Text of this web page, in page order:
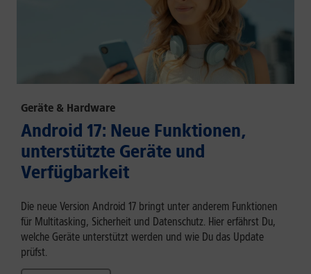
Geräte & Hardware
Android 17: Neue Funktionen,
unterstützte Geräte und
Verfügbarkeit
Die neue Version Android 17 bringt unter anderem Funktionen
für Multitasking, Sicherheit und Datenschutz. Hier erfährst Du,
welche Geräte unterstützt werden und wie Du das Update
prüfst.